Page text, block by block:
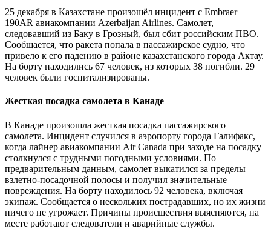
25 декабря в Казахстане произошёл инцидент с Embraer
190AR авиакомпании Azerbaijan Airlines. Самолет,
следовавший из Баку в Грозный, был сбит российским ПВО.
Сообщается, что ракета попала в пассажирское судно, что
привело к его падению в районе казахстанского города Актау.
На борту находились 67 человек, из которых 38 погибли. 29
человек были госпитализированы.
Жесткая посадка самолета в Канаде
В Канаде произошла жесткая посадка пассажирского
самолета. Инцидент случился в аэропорту города Галифакс,
когда лайнер авиакомпании Air Canada при заходе на посадку
столкнулся с трудными погодными условиями. По
предварительным данным, самолет выкатился за пределы
взлетно-посадочной полосы и получил значительные
повреждения. На борту находилось 92 человека, включая
экипаж. Сообщается о нескольких пострадавших, но их жизни
ничего не угрожает. Причины происшествия выясняются, на
месте работают следователи и аварийные службы.